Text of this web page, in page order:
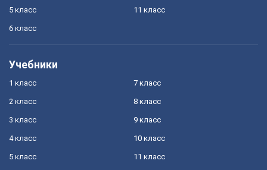
5 класс
6 класс
11 класс
Учебники
1 класс
2 класс
3 класс
4 класс
5 класс
7 класс
8 класс
9 класс
10 класс
11 класс